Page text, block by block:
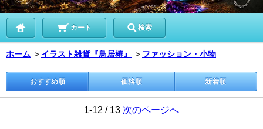
カート 検索
ホーム ＞ イラスト雑貨『鳥居椿』 ＞ ファッション・小物
おすすめ順 価格順 新着順
1-12 / 13 次のページへ